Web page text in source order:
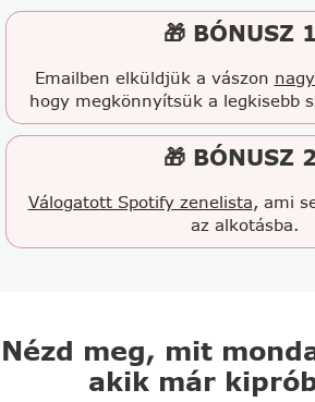
🎁 BÓNUSZ
Emailben elküldjük a vászon
hogy megkönnyítsük a legkisebb
🎁 BÓNUSZ
Válogatott Spotify zenelista, ami
az alkotásba.
Nézd meg, mit
akik már